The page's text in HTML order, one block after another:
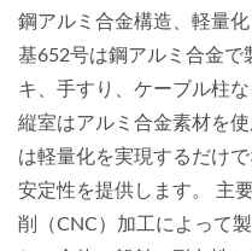
鋼アルミ合金構造、軽量
基652号は鋼アルミ合金で
キ、手すり、ケーブル柱
縦室はアルミ合金素材を
は軽量化を実現するだけ
安定性を提供します。 主
削（CNC）加工によって